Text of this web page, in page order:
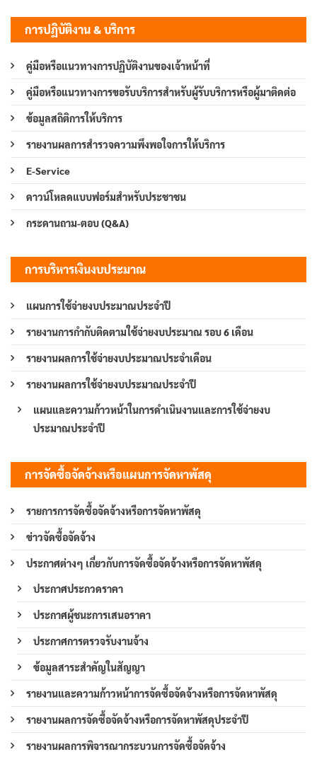
การปฏิบัติงาน & บริการ
คู่มือหรือแนวทางการปฏิบัติงานของเจ้าหน้าที่
คู่มือหรือแนวทางการขอรับบริการสำหรับผู้รับบริการหรือผู้มาติดต่อ
ข้อมูลสถิติการให้บริการ
รายงานผลการสำรวจความพึงพอใจการให้บริการ
E-Service
ดาวน์โหลดแบบฟอร์มสำหรับประชาชน
กระดานถาม-ตอบ (Q&A)
การบริหารเงินงบประมาณ
แผนการใช้จ่ายงบประมาณประจำปี
รายงานการกำกับติดตามใช้จ่ายงบประมาณ รอบ 6 เดือน
รายงานผลการใช้จ่ายงบประมาณประจำเดือน
รายงานผลการใช้จ่ายงบประมาณประจำปี
แผนและความก้าวหน้าในการดำเนินงานและการใช้จ่ายงบ
ประมาณประจำปี
การจัดซื้อจัดจ้างหรือแผนการจัดหาพัสดุ
รายการการจัดซื้อจัดจ้างหรือการจัดหาพัสดุ
ข่าวจัดซื้อจัดจ้าง
ประกาศต่างๆ เกี่ยวกับการจัดซื้อจัดจ้างหรือการจัดหาพัสดุ
ประกาศประกวดราคา
ประกาศผู้ชนะการเสนอราคา
ประกาศการตรวจรับงานจ้าง
ข้อมูลสาระสำคัญในสัญญา
รายงานและความก้าวหน้าการจัดซื้อจัดจ้างหรือการจัดหาพัสดุ
รายงานผลการจัดซื้อจัดจ้างหรือการจัดหาพัสดุประจำปี
รายงานผลการพิจารณากระบวนการจัดซื้อจัดจ้าง